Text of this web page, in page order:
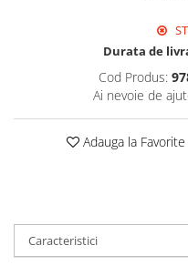
Durata de
Cod Produs:
Ai nevoie de
Adauga la Favorite
Caracteristici